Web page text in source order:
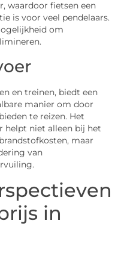
waardoor fietsen een
is voor veel pendelaars.
om
en treinen, biedt een
manier om door
te reizen. Het
helpt niet alleen bij het
maar
van
in